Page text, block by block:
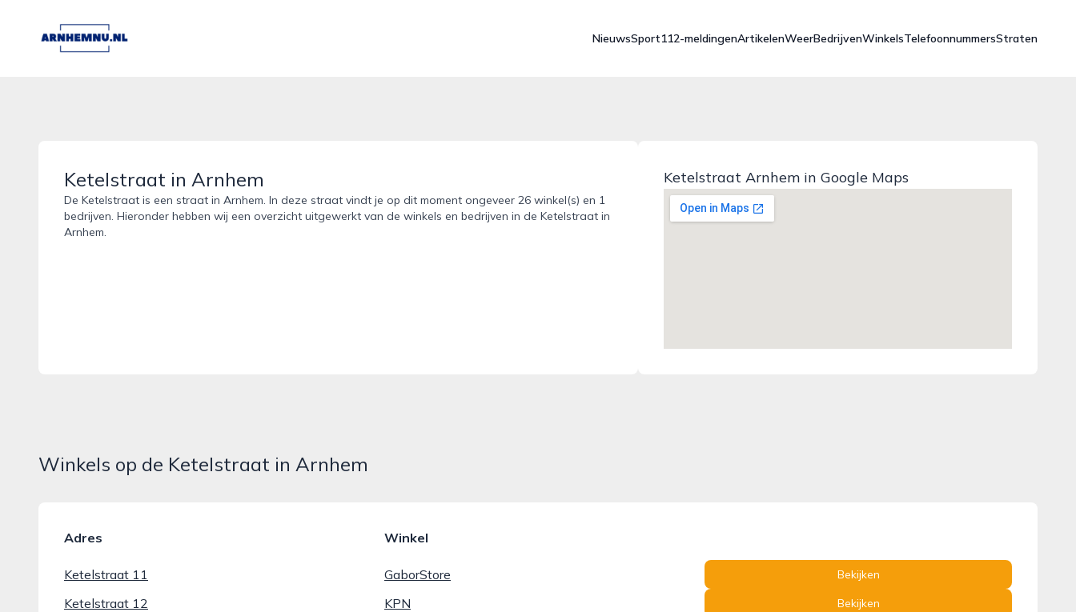
arnhemnu.nl
NieuwsSport112-meldingenArtikelenWeerBedrijvenWinkelsTelefoonnummersStraten
Ketelstraat in Arnhem
De Ketelstraat is een straat in Arnhem. In deze straat vindt je op dit moment ongeveer 26 winkel(s) en 1
bedrijven. Hieronder hebben wij een overzicht uitgewerkt van de winkels en bedrijven in de Ketelstraat in
Arnhem.
Ketelstraat Arnhem in Google Maps
Winkels op de Ketelstraat in Arnhem
Adres Winkel
Ketelstraat 11 GaborStore Bekijken
Ketelstraat 12 KPN Bekijken